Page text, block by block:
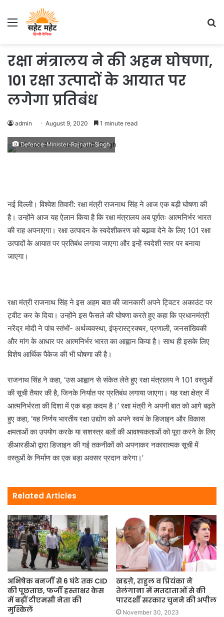
Menu
रक्षा मंत्रालय ने की अहम घोषणा,
101 रक्षा उत्‍पादों के आयात पर
लगेगा प्रतिबंध
admin August 9, 2020 1 minute read
Defence-Minister-Rajnath-Singh
नई दिल्ली। विश्वेश तिवारी: रक्षा मंत्री राजनाथ सिंह ने आज एक बड़ी घोषणा की
है। उन्‍होंने आज यह ऐलान किया है कि रक्षा मंत्रालय अब पूर्णतः आत्‍मनिर्भर भारत
की राह अपनाएगा। रक्षा उत्‍पादन के स्‍वदेशीकरण को बढ़ावा देने के लिए 101 रक्षा
उत्‍पादों के आयात पर प्रतिबंध लगाया जाएगा और इन्‍हें स्‍वदेशी स्‍तर पर बनाया
जाएगा।
रक्षा मंत्री राजनाथ सिंह ने इस अहम बात की जानकारी अपने ट्विटर अकाउंट पर
ट्वीट कर के दिया। उन्होंने इस फैसले की घोषणा करते हुए कहा कि प्रधानमंत्री
नरेंद्र मोदी ने पांच स्तंभों- अर्थव्यवस्था, इंफ्रास्‍ट्रक्‍चर, प्रणाली, जनसांख्यिकी
और मांग के आधार पर आत्‍मनिर्भर भारत का आह्वान किया है। साथ ही इसके लिए
विशेष आर्थिक पैकेज की भी घोषणा की है।
राजनाथ सिंह ने कहा, ‘उस आह्वान से संकेत लेते हुए रक्षा मंत्रालय ने 101 वस्तुओं
की सूची तैयार की है, जिनके निर्यात पर प्रतिबंध लगाया जाएगा। यह रक्षा क्षेत्र में
आत्मनिर्भरता की दिशा में एक बड़ा कदम है।’ रक्षा मंत्री ने अपनी बात को आगे बढ़ते
हुए कहा, ‘यह निर्णय भारतीय रक्षा उद्योग को अपने स्वयं के डिजाइन और विकास
क्षमताओं का उपयोग करके या सशस्त्र बलों की आवश्यकताओं को पूरा करने के लिए
डीआरडीओ द्वारा डिजाइन की गई तकनीकों को अपनाकर नकारात्मक सूची में
वस्तुओं के निर्माण का एक बड़ा अवसर प्रदान करेगा।’
Related Articles
अभिषेक बनर्जी से 6 घंटे तक CID
की पूछताछ, फर्जी हस्ताक्षर केस
में बढ़ीं टीएमसी नेता की
मुश्किलें
खडग़े, राहुल व प्रियंका ने
तेलंगाना में मतदाताओं से की
पारदर्शी सरकार चुनने की अपील
November 30, 2023